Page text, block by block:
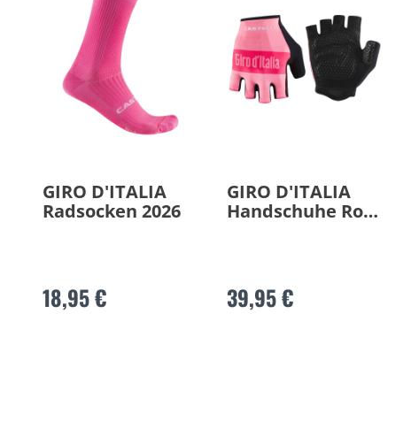
GIRO D'ITALIA
Radsocken 2026
18,95 €
GIRO D'ITALIA
Handschuhe Rosa
39,95 €